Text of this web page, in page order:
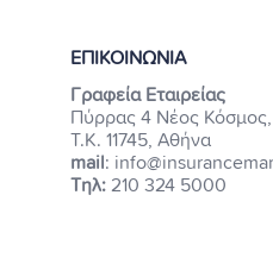
ΕΠΙΚΟΙΝΩΝΙΑ
Γραφεία Εταιρείας
Πύρρας 4 Νέος Κόσμος,
Τ.Κ. 11745, Αθήνα
mail :
Τηλ: 210 324 5000